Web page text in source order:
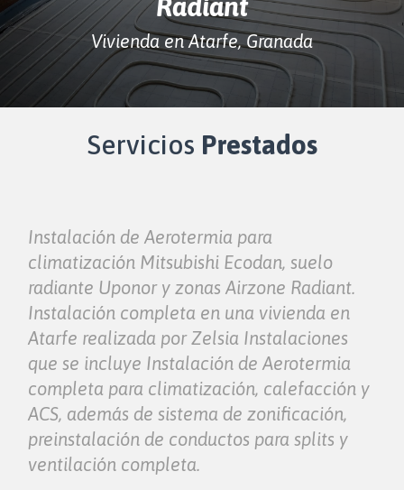
Radiant
Vivienda en Atarfe, Granada
Servicios Prestados
Instalación de Aerotermia para
climatización Mitsubishi Ecodan, suelo
radiante Uponor y zonas Airzone Radiant.
Instalación completa en una vivienda en
Atarfe realizada por Zelsia Instalaciones
que se incluye Instalación de Aerotermia
completa para climatización, calefacción y
ACS, además de sistema de zonificación,
preinstalación de conductos para splits y
ventilación completa.